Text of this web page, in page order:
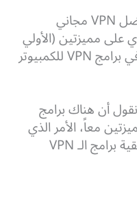
لا يعتبر برنامج urban-VPN أفضل VPN مجاني
على مميزتين (الأولي
والثانية تحديداً) لا تجتمعان إلا في برامج VPN للكمبيوتر
أن هناك برامج
معاً، الأمر الذي
يجعل urban-VPN يتميز عن بقية برامج الـ VPN